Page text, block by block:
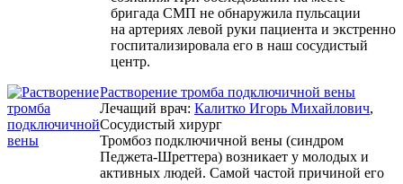
бригада СМП не обнаружила пульсации
на артериях левой руки пациента и экстренно
госпитализировала его в наш сосудистый
центр.
Растворение тромба подключичной вены
Лечащий врач: Калитко Игорь Михайлович,
Сосудистый хирург
Тромбоз подключичной вены (синдром
Педжета-Шреттера) возникает у молодых и
активных людей. Самой частой причиной его